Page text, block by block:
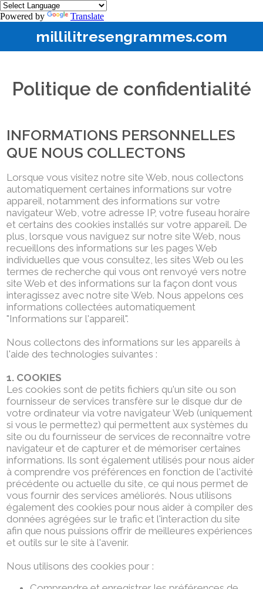
Powered by Translate
millilitresengrammes.com
Politique de confidentialité
INFORMATIONS PERSONNELLES
QUE NOUS COLLECTONS
Lorsque vous visitez notre site Web, nous collectons
automatiquement certaines informations sur votre
appareil, notamment des informations sur votre
navigateur Web, votre adresse IP, votre fuseau horaire
et certains des cookies installés sur votre appareil. De
plus, lorsque vous naviguez sur notre site Web, nous
recueillons des informations sur les pages Web
individuelles que vous consultez, les sites Web ou les
termes de recherche qui vous ont renvoyé vers notre
site Web et des informations sur la façon dont vous
interagissez avec notre site Web. Nous appelons ces
informations collectées automatiquement
"Informations sur l'appareil".
Nous collectons des informations sur les appareils à
l'aide des technologies suivantes :
1. COOKIES
Les cookies sont de petits fichiers qu'un site ou son
fournisseur de services transfère sur le disque dur de
votre ordinateur via votre navigateur Web (uniquement
si vous le permettez) qui permettent aux systèmes du
site ou du fournisseur de services de reconnaître votre
navigateur et de capturer et de mémoriser certaines
informations. Ils sont également utilisés pour nous aider
à comprendre vos préférences en fonction de l'activité
précédente ou actuelle du site, ce qui nous permet de
vous fournir des services améliorés. Nous utilisons
également des cookies pour nous aider à compiler des
données agrégées sur le trafic et l'interaction du site
afin que nous puissions offrir de meilleures expériences
et outils sur le site à l'avenir.
Nous utilisons des cookies pour :